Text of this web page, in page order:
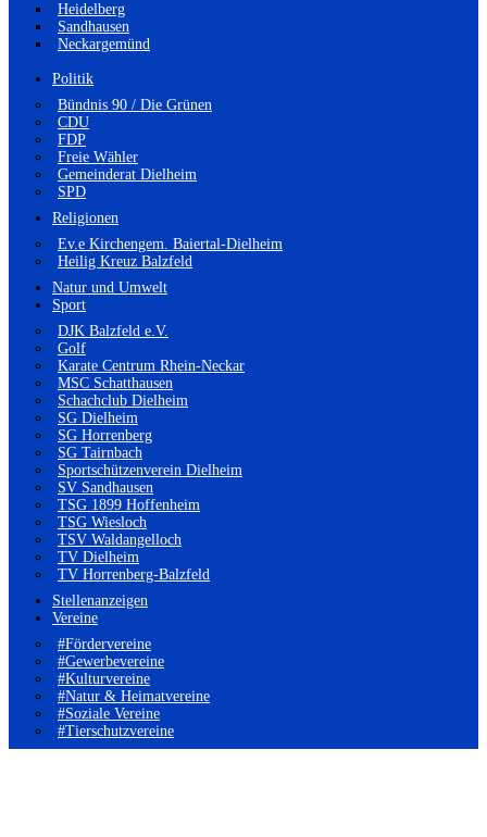
Heidelberg
Sandhausen
Neckargemünd
Politik
Bündnis 90 / Die Grünen
CDU
FDP
Freie Wähler
Gemeinderat Dielheim
SPD
Religionen
Ev.e Kirchengem. Baiertal-Dielheim
Heilig Kreuz Balzfeld
Natur und Umwelt
Sport
DJK Balzfeld e.V.
Golf
Karate Centrum Rhein-Neckar
MSC Schatthausen
Schachclub Dielheim
SG Dielheim
SG Horrenberg
SG Tairnbach
Sportschützenverein Dielheim
SV Sandhausen
TSG 1899 Hoffenheim
TSG Wiesloch
TSV Waldangelloch
TV Dielheim
TV Horrenberg-Balzfeld
Stellenanzeigen
Vereine
#Fördervereine
#Gewerbevereine
#Kulturvereine
#Natur & Heimatvereine
#Soziale Vereine
#Tierschutzvereine